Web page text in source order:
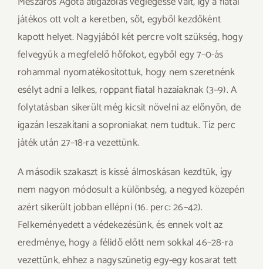
játékos ott volt a keretben, sőt, egyből kezdőként
kapott helyet. Nagyjából két percre volt szükség, hogy
felvegyük a megfelelő hőfokot, egyből egy 7–0-ás
rohammal nyomatékosítottuk, hogy nem szeretnénk
esélyt adni a lelkes, roppant fiatal hazaiaknak (3–9). A
folytatásban sikerült még kicsit növelni az előnyön, de
igazán leszakítani a soproniakat nem tudtuk. Tíz perc
játék után 27–18-ra vezettünk.
A második szakaszt is kissé álmoskásan kezdtük, így
nem nagyon módosult a különbség, a negyed közepén
azért sikerült jobban ellépni (16. perc: 26–42).
Felkeményedett a védekezésünk, és ennek volt az
eredménye, hogy a félidő előtt nem sokkal 46–28-ra
vezettünk, ehhez a nagyszünetig egy-egy kosarat tett